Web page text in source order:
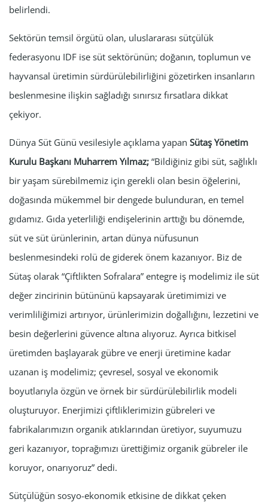
belirlendi.
Sektörün temsil örgütü olan, uluslararası sütçülük
federasyonu IDF ise süt sektörünün; doğanın, toplumun ve
hayvansal üretimin sürdürülebilirliğini gözetirken insanların
beslenmesine ilişkin sağladığı sınırsız fırsatlara dikkat
çekiyor.
Dünya Süt Günü vesilesiyle açıklama yapan Sütaş Yönetim
Kurulu Başkanı Muharrem Yılmaz; “Bildiğiniz gibi süt, sağlıklı
bir yaşam sürebilmemiz için gerekli olan besin öğelerini,
doğasında mükemmel bir dengede bulunduran, en temel
gıdamız. Gıda yeterliliği endişelerinin arttığı bu dönemde,
süt ve süt ürünlerinin, artan dünya nüfusunun
beslenmesindeki rolü de giderek önem kazanıyor. Biz de
Sütaş olarak “Çiftlikten Sofralara” entegre iş modelimiz ile süt
değer zincirinin bütününü kapsayarak üretimimizi ve
verimliliğimizi artırıyor, ürünlerimizin doğallığını, lezzetini ve
besin değerlerini güvence altına alıyoruz. Ayrıca bitkisel
üretimden başlayarak gübre ve enerji üretimine kadar
uzanan iş modelimiz; çevresel, sosyal ve ekonomik
boyutlarıyla özgün ve örnek bir sürdürülebilirlik modeli
oluşturuyor. Enerjimizi çiftliklerimizin gübreleri ve
fabrikalarımızın organik atıklarından üretiyor, suyumuzu
geri kazanıyor, toprağımızı ürettiğimiz organik gübreler ile
koruyor, onarıyoruz” dedi.
Sütçülüğün sosyo-ekonomik etkisine de dikkat çeken